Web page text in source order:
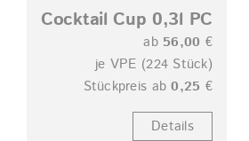
Cocktail Cup 0,3l PC
ab 56,00 €
je VPE (224 Stück)
Stückpreis ab0,25 €
Details